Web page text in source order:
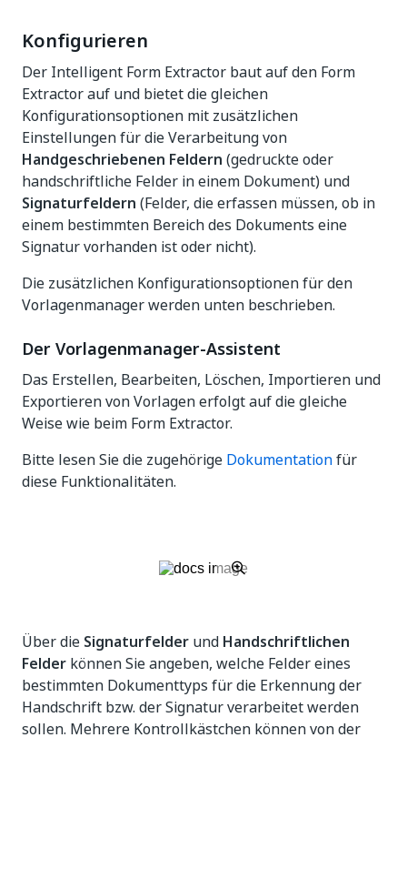
Konfigurieren
Der Intelligent Form Extractor baut auf den Form
Extractor auf und bietet die gleichen
Konfigurationsoptionen mit zusätzlichen
Einstellungen für die Verarbeitung von
Handgeschriebenen Feldern (gedruckte oder
handschriftliche Felder in einem Dokument) und
Signaturfeldern (Felder, die erfassen müssen, ob in
einem bestimmten Bereich des Dokuments eine
Signatur vorhanden ist oder nicht).
Die zusätzlichen Konfigurationsoptionen für den
Vorlagenmanager werden unten beschrieben.
Der Vorlagenmanager-Assistent
Das Erstellen, Bearbeiten, Löschen, Importieren und
Exportieren von Vorlagen erfolgt auf die gleiche
Weise wie beim Form Extractor.
Bitte lesen Sie die zugehörige Dokumentationfür
diese Funktionalitäten.
Über die Signaturfelder und Handschriftlichen
Felder können Sie angeben, welche Felder eines
bestimmten Dokumenttyps für die Erkennung der
Handschrift bzw. der Signatur verarbeitet werden
sollen. Mehrere Kontrollkästchen können von der